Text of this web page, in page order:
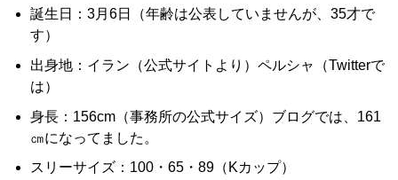
誕生日：3月6日（年齢は公表していませんが、35才で
す）
出身地：イラン（公式サイトより）ペルシャ（Twitterで
は）
身長：156cm（事務所の公式サイズ）ブログでは、161
㎝になってました。
スリーサイズ：100・65・89（Kカップ）